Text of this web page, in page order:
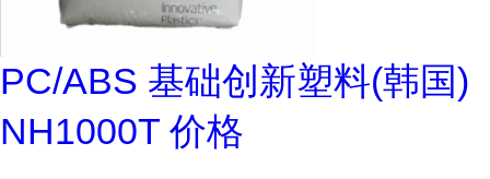
PC/ABS 基础创新塑料(韩国)
NH1000T 价格